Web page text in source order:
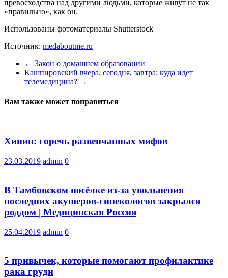
превосходства над другими людьми, которые живут не так
«правильно», как он.
Использованы фотоматериалы Shutterstock
Источник: medaboutme.ru
← Закон о домашнем образовании
Кашпировский вчера, сегодня, завтра: куда идет
телемедицина? →
Вам также может понравиться
Хинин: горечь развенчанных мифов
23.03.2019 admin 0
В Тамбовском посёлке из-за увольнения
последних акушеров-гинекологов закрылся
роддом | Медицинская Россия
25.04.2019 admin 0
5 привычек, которые помогают профилактике
рака груди